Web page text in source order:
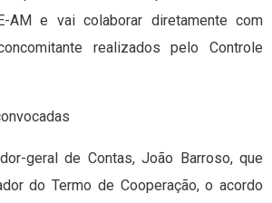
AM e vai colaborar diretamente com
realizados pelo Controle
geral de Contas, João Barroso, que
do Termo de Cooperação, o acordo